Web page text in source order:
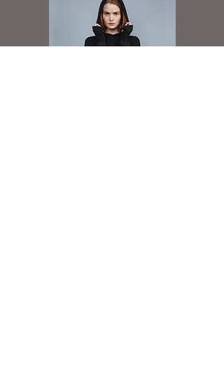
wąskie ramiączka
koszulka wykonana ściegiem
ściągaczowym 1x1